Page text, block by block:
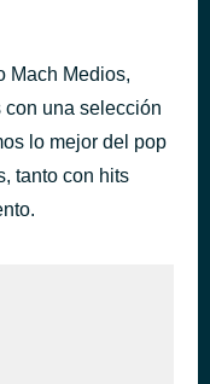
hace 35 minutos
Mach Medios,
una selección
lo mejor del pop
tanto con hits